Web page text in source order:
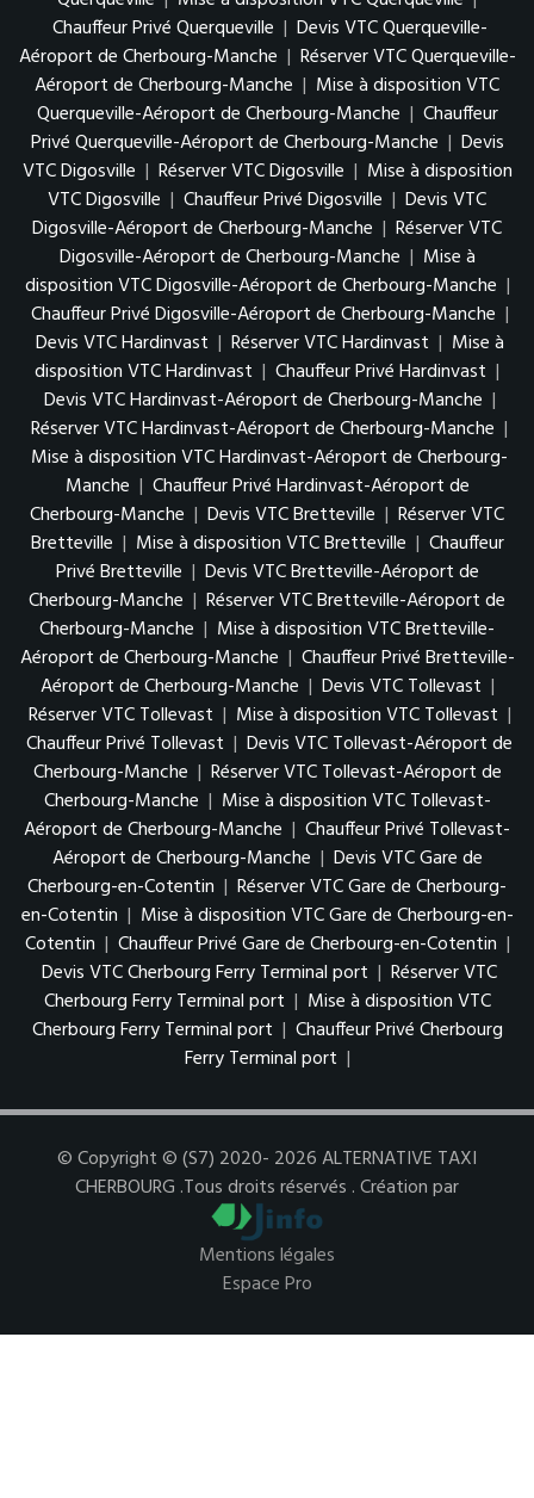
Chauffeur Privé Querqueville | Devis VTC Querqueville-
Aéroport de Cherbourg-Manche | Réserver VTC Querqueville-
Aéroport de Cherbourg-Manche | Mise à disposition VTC
Querqueville-Aéroport de Cherbourg-Manche | Chauffeur
Privé Querqueville-Aéroport de Cherbourg-Manche | Devis
VTC Digosville | Réserver VTC Digosville | Mise à disposition
VTC Digosville | Chauffeur Privé Digosville | Devis VTC
Digosville-Aéroport de Cherbourg-Manche | Réserver VTC
Digosville-Aéroport de Cherbourg-Manche | Mise à
disposition VTC Digosville-Aéroport de Cherbourg-Manche |
Chauffeur Privé Digosville-Aéroport de Cherbourg-Manche |
Devis VTC Hardinvast | Réserver VTC Hardinvast | Mise à
disposition VTC Hardinvast | Chauffeur Privé Hardinvast |
Devis VTC Hardinvast-Aéroport de Cherbourg-Manche |
Réserver VTC Hardinvast-Aéroport de Cherbourg-Manche |
Mise à disposition VTC Hardinvast-Aéroport de Cherbourg-
Manche | Chauffeur Privé Hardinvast-Aéroport de
Cherbourg-Manche | Devis VTC Bretteville | Réserver VTC
Bretteville | Mise à disposition VTC Bretteville | Chauffeur
Privé Bretteville | Devis VTC Bretteville-Aéroport de
Cherbourg-Manche | Réserver VTC Bretteville-Aéroport de
Cherbourg-Manche | Mise à disposition VTC Bretteville-
Aéroport de Cherbourg-Manche | Chauffeur Privé Bretteville-
Aéroport de Cherbourg-Manche | Devis VTC Tollevast |
Réserver VTC Tollevast | Mise à disposition VTC Tollevast |
Chauffeur Privé Tollevast | Devis VTC Tollevast-Aéroport de
Cherbourg-Manche | Réserver VTC Tollevast-Aéroport de
Cherbourg-Manche | Mise à disposition VTC Tollevast-
Aéroport de Cherbourg-Manche | Chauffeur Privé Tollevast-
Aéroport de Cherbourg-Manche | Devis VTC Gare de
Cherbourg-en-Cotentin | Réserver VTC Gare de Cherbourg-
en-Cotentin | Mise à disposition VTC Gare de Cherbourg-en-
Cotentin | Chauffeur Privé Gare de Cherbourg-en-Cotentin |
Devis VTC Cherbourg Ferry Terminal port | Réserver VTC
Cherbourg Ferry Terminal port | Mise à disposition VTC
Cherbourg Ferry Terminal port | Chauffeur Privé Cherbourg
Ferry Terminal port |
© Copyright © (S7) 2020- 2026 ALTERNATIVE TAXI
CHERBOURG .Tous droits réservés . Création par
Mentions légales
Espace Pro